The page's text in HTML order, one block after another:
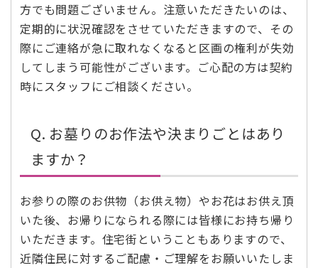
方でも問題ございません。注意いただきたいのは、
定期的に状況確認をさせていただきますので、その
際にご連絡が急に取れなくなると区画の権利が失効
してしまう可能性がございます。ご心配の方は契約
時にスタッフにご相談ください。
Q. お墓りのお作法や決まりごとはあり
ますか？
お参りの際のお供物（お供え物）やお花はお供え頂
いた後、お帰りになられる際には皆様にお持ち帰り
いただきます。住宅街ということもありますので、
近隣住民に対するご配慮・ご理解をお願いいたしま